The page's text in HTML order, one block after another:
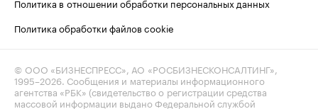
Политика обработки файлов cookie
© ООО «БИЗНЕСПРЕСС», АО «РОСБИЗНЕСКОНСАЛТИНГ»,
1995–2026 . Сообщения и материалы информационного
агентства «РБК» (свидетельство о регистрации средства
массовой информации выдано Федеральной службой